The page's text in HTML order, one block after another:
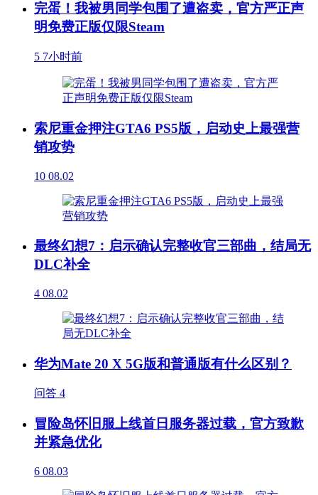
完蛋！我被男同学包围了遭盗卖，官方严正声
明免费正版仅限Steam
5 7小时前
索尼重金押注GTA6 PS5版，启动史上最强营
销攻势
10 08.02
最终幻想7：启示确认完整收官三部曲，结局无
DLC补全
4 08.02
华为Mate 20 X 5G版和普通版有什么区别？
问答 4
冒险岛怀旧服上线首日服务器过载，官方致歉
并紧急优化
6 08.03